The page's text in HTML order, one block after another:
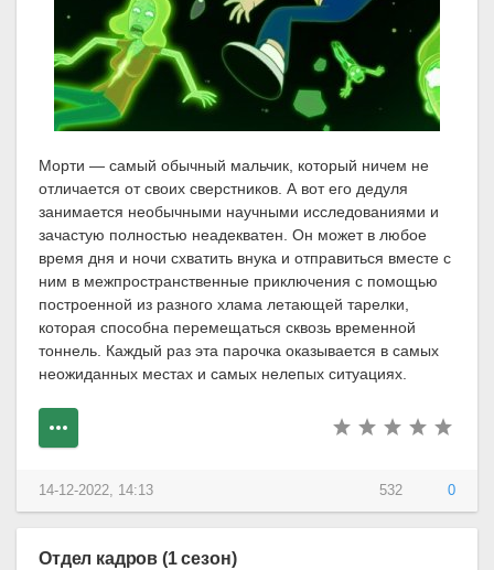
Морти — самый обычный мальчик, который ничем не
отличается от своих сверстников. А вот его дедуля
занимается необычными научными исследованиями и
зачастую полностью неадекватен. Он может в любое
время дня и ночи схватить внука и отправиться вместе с
ним в межпространственные приключения с помощью
построенной из разного хлама летающей тарелки,
которая способна перемещаться сквозь временной
тоннель. Каждый раз эта парочка оказывается в самых
неожиданных местах и самых нелепых ситуациях.
532 0
14-12-2022, 14:13
Отдел кадров (1 сезон)